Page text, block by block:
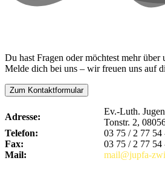
Du hast Fragen oder möchtest mehr über
Melde dich bei uns – wir freuen uns auf
Zum Kontaktformular
Adresse:
Ev.-Luth.
Tonstr. 2,
Telefon:
03 75 / 2 77 54
Fax:
03 75 / 2 77 54
Mail:
mail@jupfa-